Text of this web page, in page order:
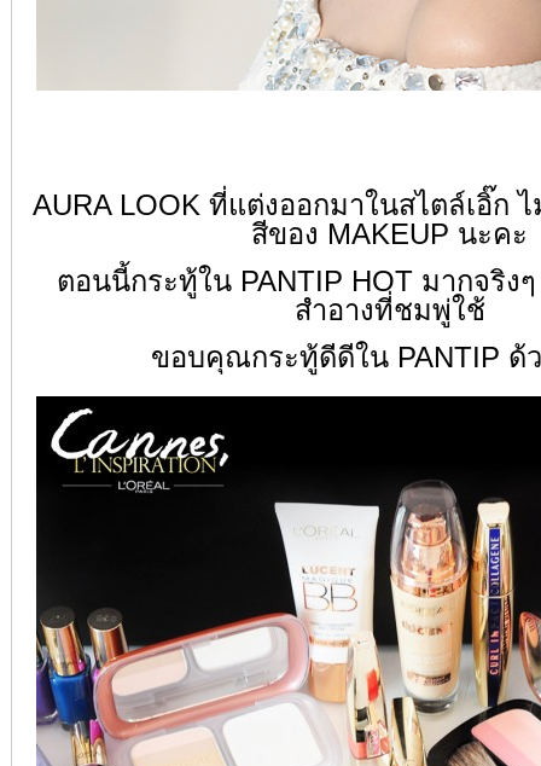
AURA LOOK ที่แต่งออกมาในสไตล์เอิ๊กไ
สีของ MAKEUP นะคะ
ตอนนี้กระทู้ใน PANTIP HOT มากจริง
สำอางที่ชมพู่ใช้
ขอบคุณกระทู้ดีดีใน PANTIP ด้